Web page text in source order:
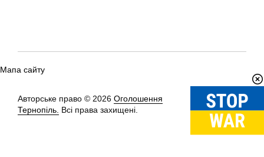
Мапа сайту
Авторське право © 2026 Оголошення
Тернопіль. Всі права захищені.
Вгору↑